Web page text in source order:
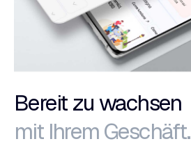
Bereit zu wachsen
mit Ihrem Geschäft.